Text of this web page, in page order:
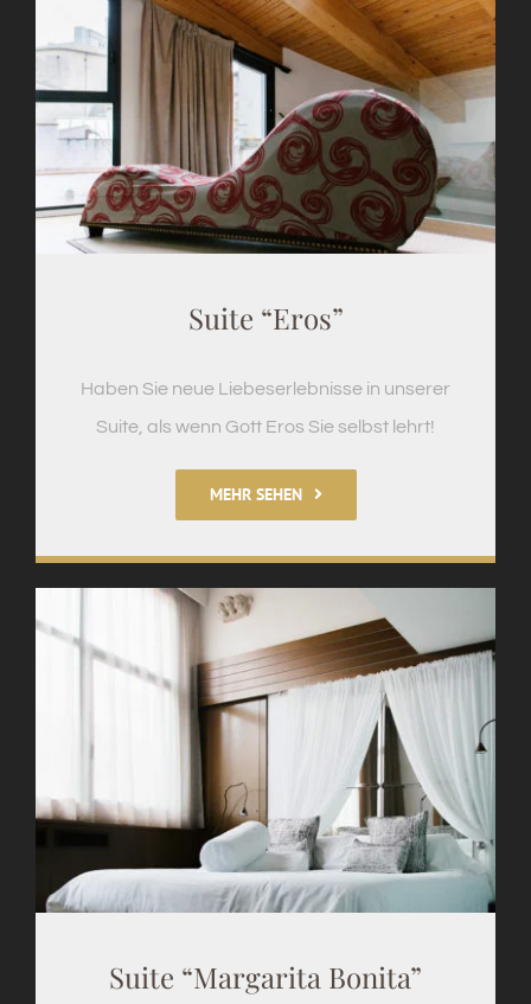
Suite “Eros”
Haben Sie neue Liebeserlebnisse in unserer
Suite, als wenn Gott Eros Sie selbst lehrt!
MEHR SEHEN
Suite “Margarita Bonita”